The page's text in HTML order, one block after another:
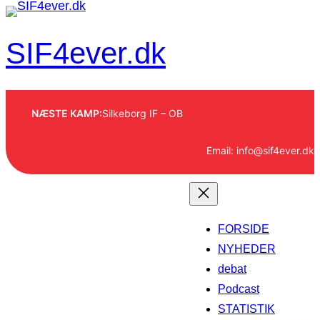
Spring
indhold
SIF4ever.dk
NÆSTE KAMP:Silkeborg IF – OB
Email: info@sif4ever.dk
FORSIDE
NYHEDER
debat
Podcast
STATISTIK